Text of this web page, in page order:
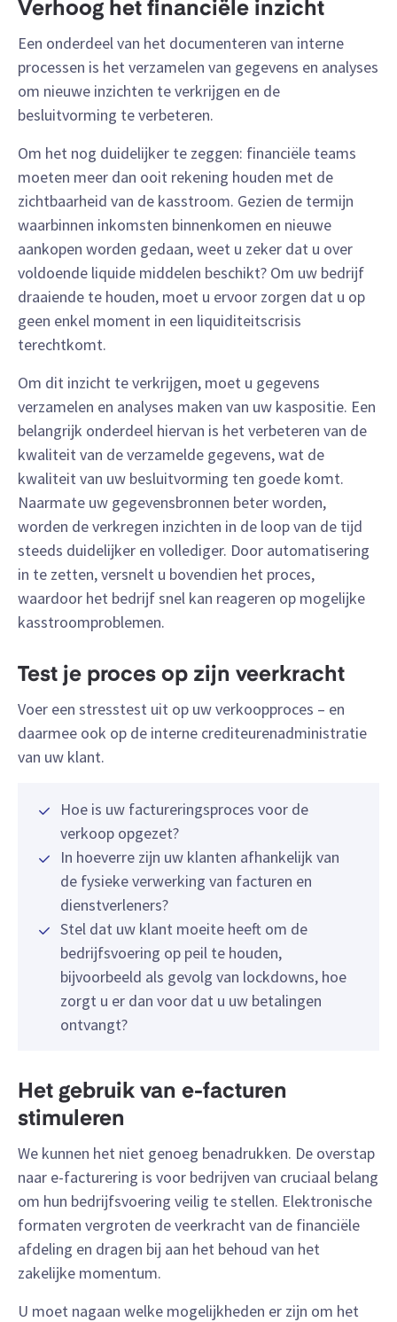
Verhoog het financiële inzicht
Een onderdeel van het documenteren van interne
processen is het verzamelen van gegevens en analyses
om nieuwe inzichten te verkrijgen en de
besluitvorming te verbeteren.
Om het nog duidelijker te zeggen: financiële teams
moeten meer dan ooit rekening houden met de
zichtbaarheid van de kasstroom. Gezien de termijn
waarbinnen inkomsten binnenkomen en nieuwe
aankopen worden gedaan, weet u zeker dat u over
voldoende liquide middelen beschikt? Om uw bedrijf
draaiende te houden, moet u ervoor zorgen dat u op
geen enkel moment in een liquiditeitscrisis
terechtkomt.
Om dit inzicht te verkrijgen, moet u gegevens
verzamelen en analyses maken van uw kaspositie. Een
belangrijk onderdeel hiervan is het verbeteren van de
kwaliteit van de verzamelde gegevens, wat de
kwaliteit van uw besluitvorming ten goede komt.
Naarmate uw gegevensbronnen beter worden,
worden de verkregen inzichten in de loop van de tijd
steeds duidelijker en vollediger. Door automatisering
in te zetten, versnelt u bovendien het proces,
waardoor het bedrijf snel kan reageren op mogelijke
kasstroomproblemen.
Test je proces op zijn veerkracht
Voer een stresstest uit op uw verkoopproces – en
daarmee ook op de interne crediteurenadministratie
van uw klant.
Hoe is uw factureringsproces voor de
verkoop opgezet?
In hoeverre zijn uw klanten afhankelijk van
de fysieke verwerking van facturen en
dienstverleners?
Stel dat uw klant moeite heeft om de
bedrijfsvoering op peil te houden,
bijvoorbeeld als gevolg van lockdowns, hoe
zorgt u er dan voor dat u uw betalingen
ontvangt?
Het gebruik van e-facturen
stimuleren
We kunnen het niet genoeg benadrukken. De overstap
naar e-facturering is voor bedrijven van cruciaal belang
om hun bedrijfsvoering veilig te stellen. Elektronische
formaten vergroten de veerkracht van de financiële
afdeling en dragen bij aan het behoud van het
zakelijke momentum.
U moet nagaan welke mogelijkheden er zijn om het